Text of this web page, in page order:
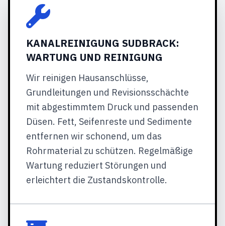
KANALREINIGUNG SUDBRACK:
WARTUNG UND REINIGUNG
Wir reinigen Hausanschlüsse,
Grundleitungen und Revisionsschächte
mit abgestimmtem Druck und passenden
Düsen. Fett, Seifenreste und Sedimente
entfernen wir schonend, um das
Rohrmaterial zu schützen. Regelmäßige
Wartung reduziert Störungen und
erleichtert die Zustandskontrolle.